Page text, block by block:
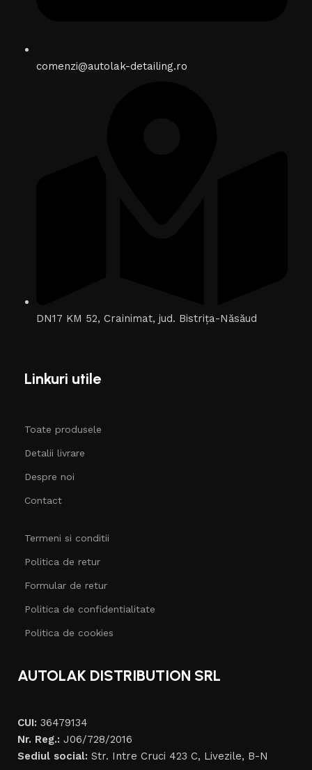
comenzi@autolak-detailing.ro
DN17 KM 52, Crainimat, jud. Bistrița-Năsăud
Linkuri utile
Toate produsele
Detalii livrare
Despre noi
Contact
Termeni si conditii
Politica de retur
Formular de retur
Politica de confidentialitate
Politica de cookies
AUTOLAK DISTRIBUTION SRL
CUI: 36479134
Nr. Reg.: J06/728/2016
Sediul social: Str. Intre Cruci 423 C, Livezile, B-N